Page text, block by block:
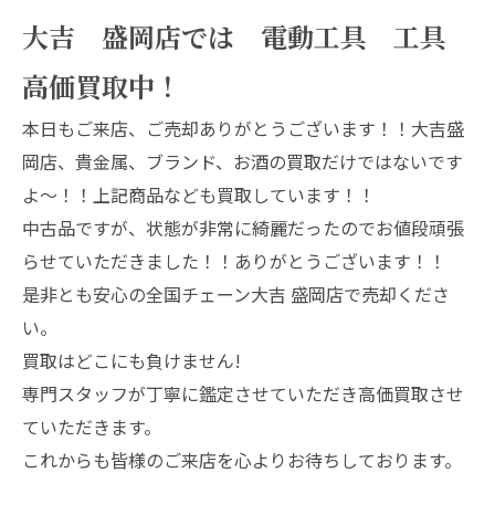
大吉 盛岡店では 電動工具 工具
高価買取中！
本日もご来店、ご売却ありがとうございます！！大吉盛
岡店、貴金属、ブランド、お酒の買取だけではないです
よ～！！上記商品なども買取しています！！
中古品ですが、状態が非常に綺麗だったのでお値段頑張
らせていただきました！！ありがとうございます！！
是非とも安心の全国チェーン大吉 盛岡店で売却くださ
い。
買取はどこにも負けません!
専門スタッフが丁寧に鑑定させていただき高価買取させ
ていただきます。
これからも皆様のご来店を心よりお待ちしております。